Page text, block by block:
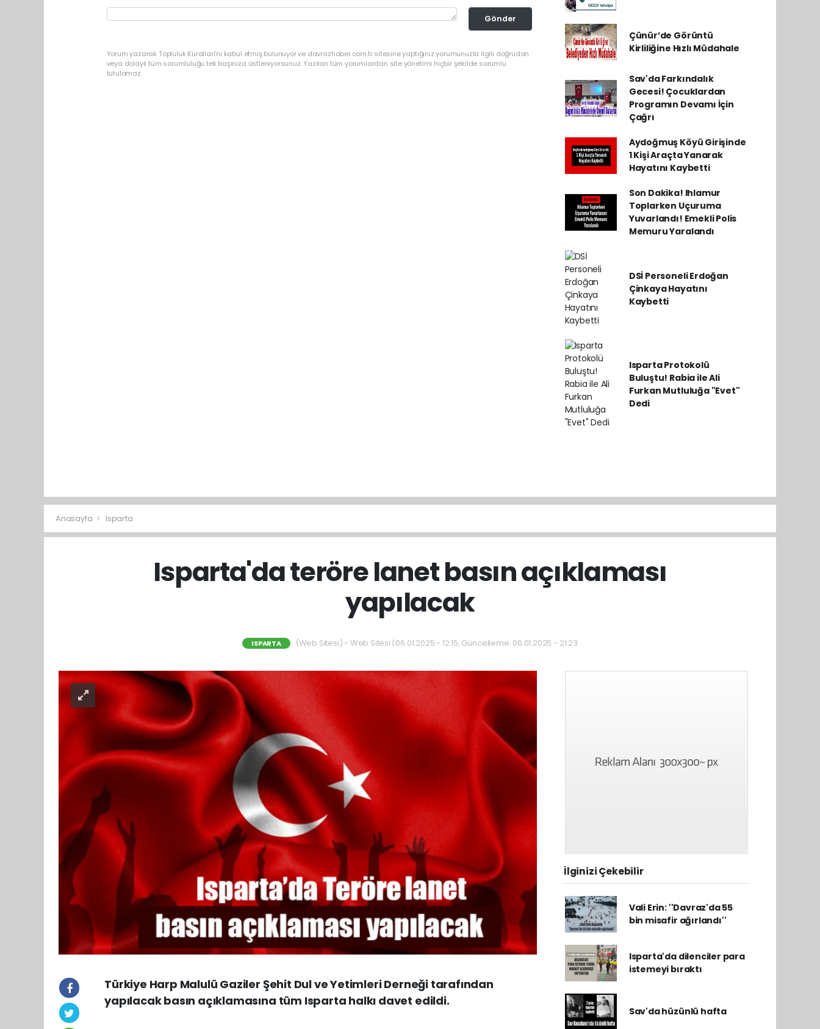
Gönder
Yorum yazarak Topluluk Kuralları’nı kabul etmiş bulunuyor ve davrazhaber.com.tr sitesine yaptığınız yorumunuzla ilgili doğrudan
veya dolaylı tüm sorumluluğu tek başınıza üstleniyorsunuz. Yazılan tüm yorumlardan site yönetimi hiçbir şekilde sorumlu
tutulamaz.
Çünür’de Görüntü
Kirliliğine Hızlı Müdahale
Sav'da Farkındalık
Gecesi! Çocuklardan
Programın Devamı İçin
Çağrı
Aydoğmuş Köyü Girişinde
1 Kişi Araçta Yanarak
Hayatını Kaybetti
Son Dakika! Ihlamur
Toplarken Uçuruma
Yuvarlandı! Emekli Polis
Memuru Yaralandı
DSİ Personeli Erdoğan
Çinkaya Hayatını
Kaybetti
Isparta Protokolü
Buluştu! Rabia ile Ali
Furkan Mutluluğa "Evet"
Dedi
Anasayfa Isparta
Isparta'da teröre lanet basın açıklaması
yapılacak
ISPARTA (Web Sitesi) - Web Sitesi | 06.01.2025 - 12:15, Güncelleme: 06.01.2025 - 21:23
Türkiye Harp Malulü Gaziler Şehit Dul ve Yetimleri Derneği tarafından
yapılacak basın açıklamasına tüm Isparta halkı davet edildi.
İlginizi Çekebilir
Vali Erin: ''Davraz'da 55
bin misafir ağırlandı''
Isparta'da dilenciler para
istemeyi bıraktı
Sav'da hüzünlü hafta